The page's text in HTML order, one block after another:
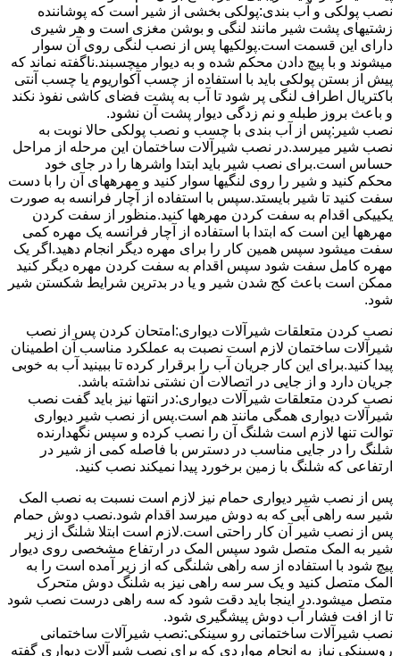
نصب پولکی و آب بندی:پولکی بخشی از شیر است که پوشاننده
زشتیهای پشت شیر مانند لنگی و بوشن مغزی است و هر شیری
دارای این قسمت است.پولکیها پس از نصب لنگی روی آن سوار
میشوند و با پیچ دادن محکم شده و به دیوار میچسبند.ناگفته نماند که
پیش از بستن پولکی باید با استفاده از چسب آکواریوم یا چسب آنتی
باکتریال اطراف لنگی پر شود تا آب به پشت فضای کاشی نفوذ نکند
و باعث بروز طبله و نم زدگی دیوار پشت آن نشود.
نصب شیر:پس از آب بندی با چسب و نصب پولکی حالا نوبت به
نصب شیر میرسد.در نصب شیرآلات ساختمان این مرحله از مراحل
حساس است.برای نصب شیر باید ابتدا واشرها را در جای خود
محکم کنید و شیر را روی لنگیها سوار کنید و مهرههای آن را با دست
سفت کنید تا شیر بایستد.سپس با استفاده از آچار فرانسه به صورت
یکییکی اقدام به سفت کردن مهرهها کنید.منظور از سفت کردن
مهرهها این است که ابتدا با استفاده از آچار فرانسه یک مهره کمی
سفت میشود سپس همین کار را برای مهره دیگر انجام دهید.اگر یک
مهره کامل سفت شود سپس اقدام به سفت کردن مهره دیگر کنید
ممکن است باعث کج شدن شیر و یا در بدترین شرایط شکستن شیر
شود.
نصب کردن متعلقات شیرآلات دیواری:امتحان کردن پس از نصب
شیرآلات ساختمان لازم است نصبت به عملکرد مناسب آن اطمینان
پیدا کنید.برای این کار جریان آب را برقرار کرده تا ببینید آب به خوبی
جریان دارد و از جایی در اتصالات آن نشتی نداشته باشد.
نصب کردن متعلقات شیرآلات دیواری:در انتها نیز باید گفت نصب
شیرآلات دیواری همگی مانند هم است.پس از نصب شیر دیواری
توالت تنها لازم است شلنگ آن را نصب کرده و سپس نگهدارنده
شلنگ را در جایی مناسب در دسترس با فاصله کمی از شیر در
ارتفاعی که شلنگ با زمین برخورد پیدا نمیکند نصب کنید.
پس از نصب شیر دیواری حمام نیز لازم است نسبت به نصب المک
شیر سه راهی آبی که به دوش میرسد اقدام شود.نصب دوش حمام
پس از نصب شیر آن کار راحتی است.لازم است ابتلا شلنگ از زیر
شیر به المک متصل شود سپس المک در ارتفاع مشخصی روی دیوار
پیچ شود با استفاده از سه راهی شلنگی که از زیر آمده است را به
المک متصل کنید و یک سر سه راهی نیز به شلنگ دوش متحرک
متصل میشود.در اینجا باید دقت شود که سه راهی درست نصب شود
تا از افت فشار آب دوش پیشگیری شود.
نصب شیرآلات ساختمانی رو سینکی:نصب شیرآلات ساختمانی
روسینکی نیاز به انجام مواردی که برای نصب شیرآلات دیواری گفته